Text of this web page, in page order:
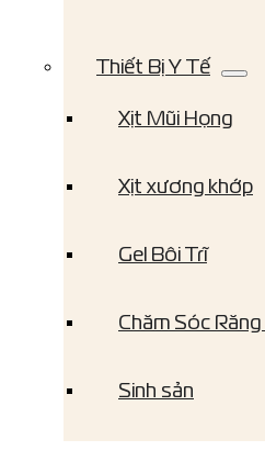
Thiết Bị Y Tế
Xịt Mũi Họng
Xịt xương khớp
Gel Bôi Trĩ
Chăm Sóc
Sinh sản